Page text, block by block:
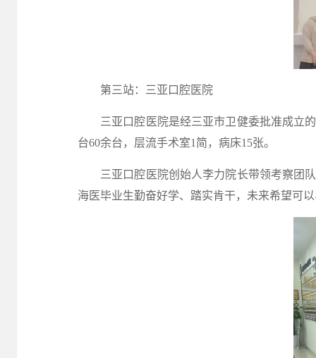
第三站：三亚口腔医院
三亚口腔医院是经三亚市卫健委批准成立
台60余台，层流手术室1简，病床15张。
三亚口腔医院创始人李力院长带领考察团
海医毕业生勤奋好学、踏实肯干，未来希望可